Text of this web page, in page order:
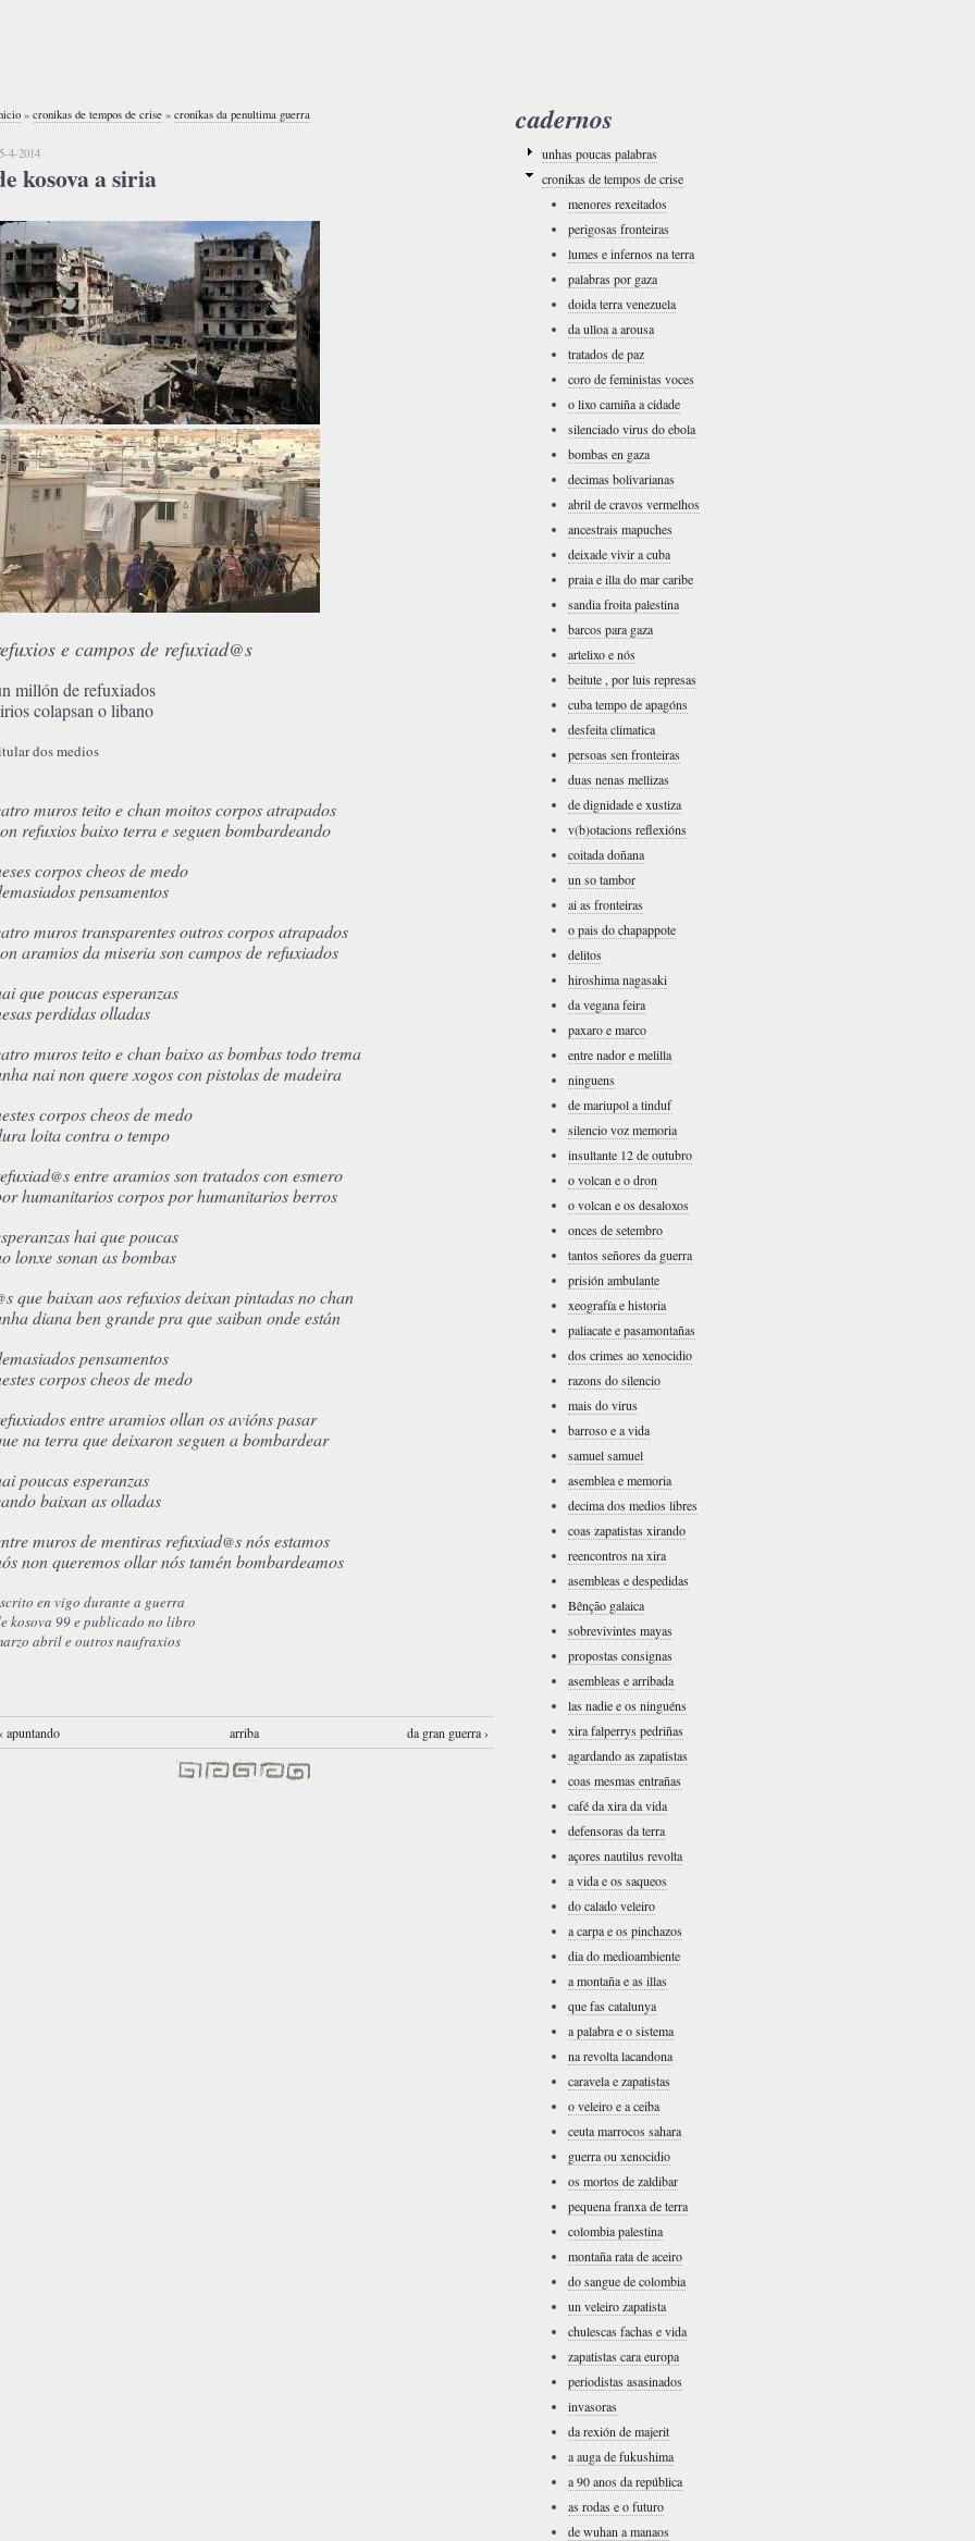
» cronikas de tempos de crise » cronikas da penultima guerra
4-2014
kosova a siria
e campos de refuxiad@s
millón de refuxiados
colapsan o libano
dos medios
muros teito e chan moitos corpos atrapados
refuxios baixo terra e seguen bombardeando
corpos cheos de medo
pensamentos
muros transparentes outros corpos atrapados
aramios da miseria son campos de refuxiados
que poucas esperanzas
perdidas olladas
muros teito e chan baixo as bombas todo trema
nai non quere xogos con pistolas de madeira
corpos cheos de medo
loita contra o tempo
@s entre aramios son tratados con esmero
humanitarios corpos por humanitarios berros
hai que poucas
lonxe sonan as bombas
s que baixan aos refuxios deixan pintadas no chan
diana ben grande pra que saiban onde están
pensamentos
corpos cheos de medo
entre aramios ollan os avións pasar
na terra que deixaron seguen a bombardear
poucas esperanzas
baixan as olladas
muros de mentiras refuxiad@s nós estamos
non queremos ollar nós tamén bombardeamos
en vigo durante a guerra
kosova 99e publicado no libro
abril e outros naufraxios
‹ apuntando arriba da gran guerra ›
cadernos
unhas poucas palabras
cronikas de tempos de crise
menores rexeitados
perigosas fronteiras
lumes e infernos na terra
palabras por gaza
doida terra venezuela
da ulloa a arousa
tratados de paz
coro de feministas voces
o lixo camiña a cidade
silenciado virus do ebola
bombas en gaza
decimas bolivarianas
abril de cravos vermelhos
ancestrais mapuches
deixade vivir a cuba
praia e illa do mar caribe
sandia froita palestina
barcos para gaza
artelixo e nós
beitute , por luis represas
cuba tempo de apagóns
desfeita climatica
persoas sen fronteiras
duas nenas mellizas
de dignidade e xustiza
v(b)otacions reflexións
coitada doñana
un so tambor
ai as fronteiras
o pais do chapappote
delitos
hiroshima nagasaki
da vegana feira
paxaro e marco
entre nador e melilla
ninguens
de mariupol a tinduf
silencio voz memoria
insultante 12 de outubro
o volcan e o dron
o volcan e os desaloxos
onces de setembro
tantos señores da guerra
prisión ambulante
xeografía e historia
paliacate e pasamontañas
dos crimes ao xenocidio
razons do silencio
mais do virus
barroso e a vida
samuel samuel
asemblea e memoria
decima dos medios libres
coas zapatistas xirando
reencontros na xira
asembleas e despedidas
Bênção galaica
sobrevivintes mayas
propostas consignas
asembleas e arribada
las nadie e os ninguéns
xira falperrys pedriñas
agardando as zapatistas
coas mesmas entrañas
café da xira da vida
defensoras da terra
açores nautilus revolta
a vida e os saqueos
do calado veleiro
a carpa e os pinchazos
dia do medioambiente
a montaña e as illas
que fas catalunya
a palabra e o sistema
na revolta lacandona
caravela e zapatistas
o veleiro e a ceiba
ceuta marrocos sahara
guerra ou xenocidio
os mortos de zaldibar
pequena franxa de terra
colombia palestina
montaña rata de aceiro
do sangue de colombia
un veleiro zapatista
chulescas fachas e vida
zapatistas cara europa
periodistas asasinados
invasoras
da rexión de majerit
a auga de fukushima
a 90 anos da república
as rodas e o futuro
de wuhan a manaos